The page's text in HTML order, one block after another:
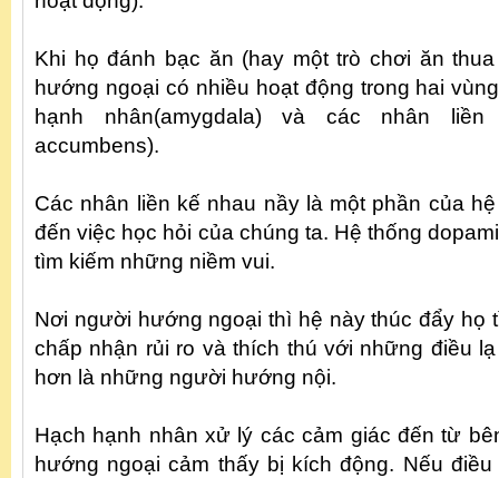
Khi họ đánh bạc ăn (hay một trò chơi ăn
hướng ngoại có nhiều hoạt động trong hai
hạnh nhân(amygdala) và các nhân
accumbens).
Các nhân liền kế nhau nầy là một phần của
đến việc học hỏi của chúng ta. Hệ thống
tìm kiếm những niềm vui.
Nơi người hướng ngoại thì hệ này thúc đẩy họ
chấp nhận rủi ro và thích thú với những điều
hơn là những người hướng nội.
Hạch hạnh nhân xử lý các cảm giác đến từ
hướng ngoại cảm thấy bị kích động. Nếu